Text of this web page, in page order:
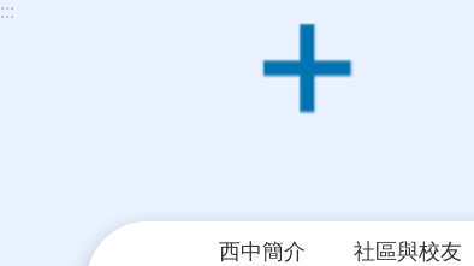
跳到主要內容區塊
:::
西中簡介 社區與校友